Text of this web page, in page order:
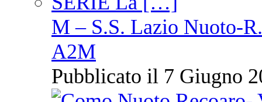
M – S.S. Lazio Nuoto-
A2M
Pubblicato il 7 Giugno